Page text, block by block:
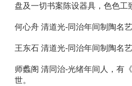
盘及一切书案陈设器具，色色工
何心舟 清道光-同治年间制陶名
王东石 清道光-同治年间制陶名
师蠡阁 清同治-光绪年间人，有
世。